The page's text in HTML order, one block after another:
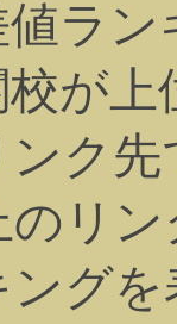
ラ
校が
ク
リ
グ